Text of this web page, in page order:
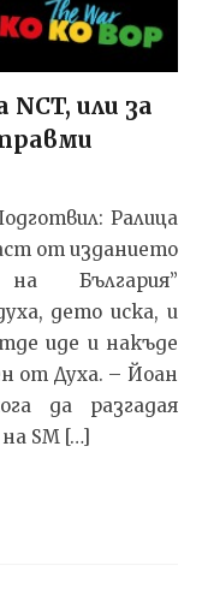
NCT, или за
Ралица
от изданието
България”
дето иска, и
иде и накъде
от Духа. – Йоан
да разгадая
SM […]